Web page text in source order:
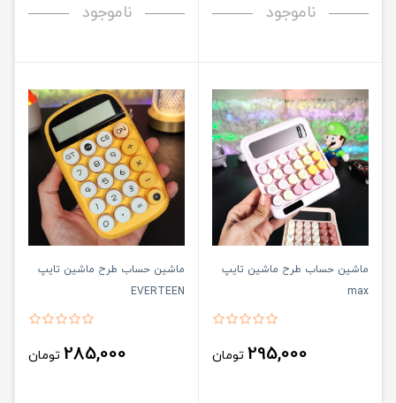
ناموجود ناموجود
ماشین حساب طرح ماشین تایپ
max
295,000 تومان
ماشین حساب طرح ماشین تایپ
EVERTEEN
285,000 تومان